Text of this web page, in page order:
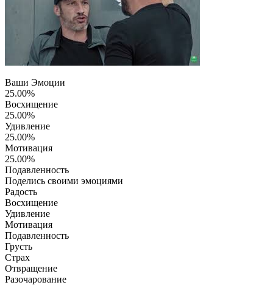
Ваши Эмоции
25.00%
Восхищение
25.00%
Удивление
25.00%
Мотивация
25.00%
Подавленность
Поделись своими эмоциями
Радость
Восхищение
Удивление
Мотивация
Подавленность
Грусть
Страх
Отвращение
Разочарование